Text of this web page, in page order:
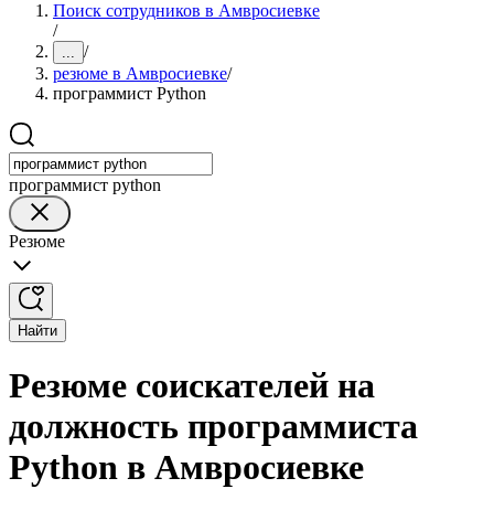
Поиск сотрудников в Амвросиевке
/
... /
резюме в Амвросиевке/
программист Python
программист python
Резюме
Найти
Резюме соискателей на
должность программиста
Python в Амвросиевке